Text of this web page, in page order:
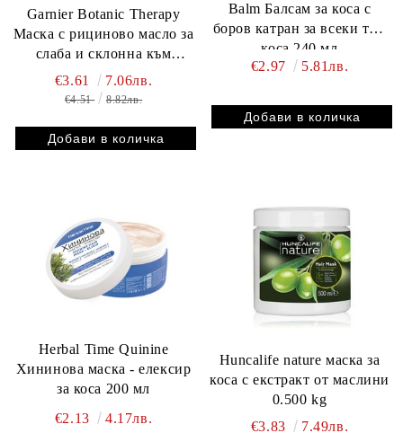
Garnier Botanic Therapy
Маска с рициново масло за
слаба и склонна към
накъсване коса 250мл.
€3.61 7.06лв.
€4.51 8.82лв.
Balm Балсам за коса с
боров катран за всеки тип
коса 240 мл
€2.97
5.81лв.
Herbal Time Quinine
Хининова маска - елексир
за коса 200 мл
€2.13
4.17лв.
Huncalife nature маска за
коса с екстракт от маслини
0.500 kg
€3.83
7.49лв.